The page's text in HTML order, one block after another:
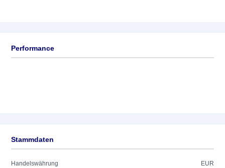
Performance
Stammdaten
Handelswährung EUR